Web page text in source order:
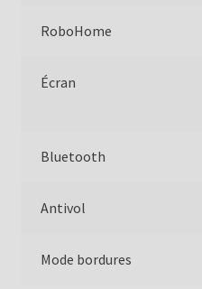
RoboHome
Écran
Bluetooth
Antivol
Mode bordures